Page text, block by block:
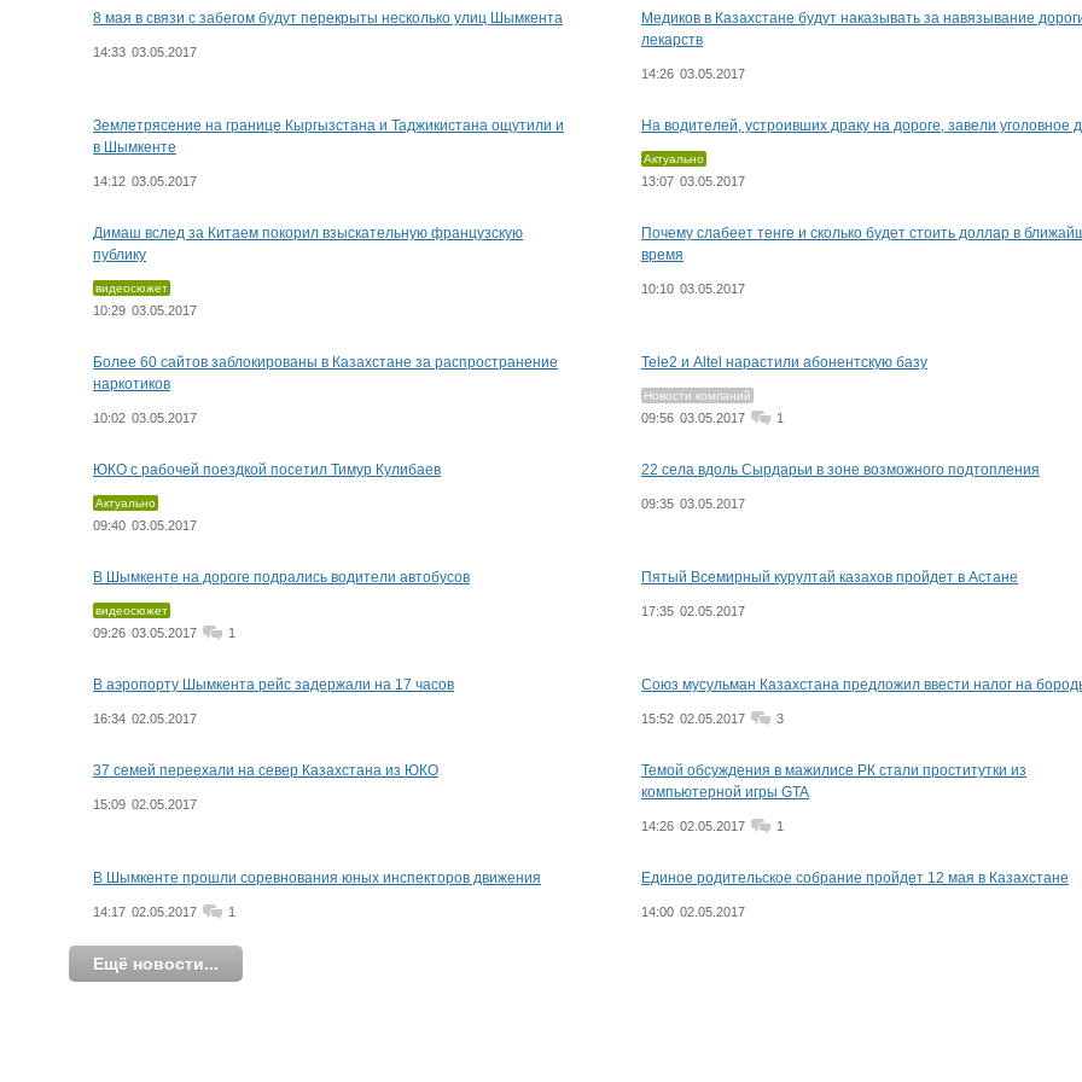
8 мая в связи с забегом будут перекрыты несколько улиц Шымкента
14:33 03.05.2017
Медиков в Казахстане будут наказывать за навязывание
лекарств
14:26 03.05.2017
Землетрясение на границе Кыргызстана и Таджикистана ощутили и
в Шымкенте
14:12 03.05.2017
На водителей, устроивших драку на дороге, завели уголовное
Актуально
13:07 03.05.2017
Димаш вслед за Китаем покорил взыскательную французскую
публику
видеосюжет
10:29 03.05.2017
Почему слабеет тенге и сколько будет стоить доллар в
время
10:10 03.05.2017
Более 60 сайтов заблокированы в Казахстане за распространение
наркотиков
10:02 03.05.2017
Tele2 и Altel нарастили абонентскую базу
Новости компаний
09:56 03.05.2017 1
ЮКО с рабочей поездкой посетил Тимур Кулибаев
Актуально
09:40 03.05.2017
22 села вдоль Сырдарьи в зоне возможного подтопления
09:35 03.05.2017
В Шымкенте на дороге подрались водители автобусов
видеосюжет
09:26 03.05.2017 1
Пятый Всемирный курултай казахов пройдет в Астане
17:35 02.05.2017
В аэропорту Шымкента рейс задержали на 17 часов
16:34 02.05.2017
Союз мусульман Казахстана предложил ввести налог на
15:52 02.05.2017 3
37 семей переехали на север Казахстана из ЮКО
15:09 02.05.2017
Темой обсуждения в мажилисе РК стали проститутки из
компьютерной игры GTA
14:26 02.05.2017 1
В Шымкенте прошли соревнования юных инспекторов движения
14:17 02.05.2017 1
Единое родительское собрание пройдет 12 мая в Казахстане
14:00 02.05.2017
Ещё новости...